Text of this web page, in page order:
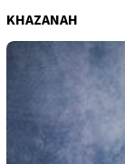
KHAZANAH